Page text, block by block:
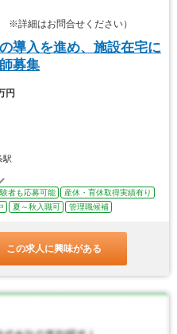
※詳細はお問合せください）
導入を進め、施設在宅に
募集
円
駅
者も応募可能
産休・育休取得実績有り
夏～秋入職可 管理職候補
この求人に興味がある